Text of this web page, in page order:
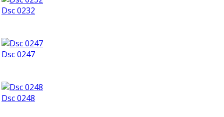
Dsc 0232
Dsc 0247
Dsc 0248